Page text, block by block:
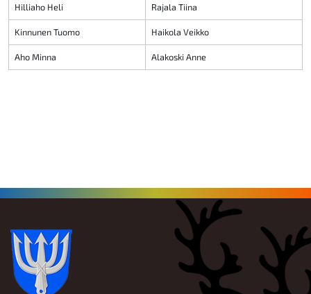
Hilliaho Heli Rajala Tiina
Kinnunen Tuomo Haikola Veikko
Aho Minna Alakoski Anne